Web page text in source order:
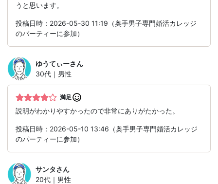
うと思います。
投稿日時：2026-05-30 11:19（奥手男子専門婚活カレッジ
のパーティーに参加）
ゆうてぃーさん
30代｜男性
満足
説明がわかりやすかったので非常にありがたかった。
投稿日時：2026-05-10 13:46（奥手男子専門婚活カレッジ
のパーティーに参加）
サンタさん
20代｜男性